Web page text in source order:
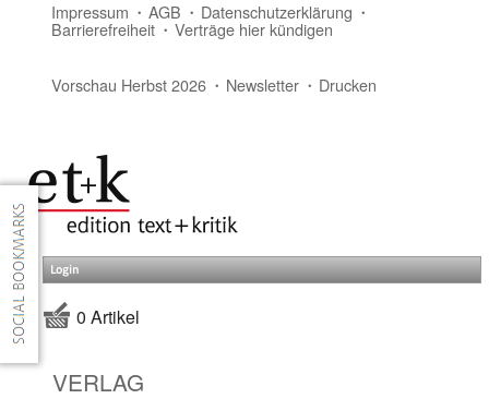
Impressum AGB Datenschutzerklärung
Barrierefreiheit Verträge hier kündigen
Vorschau Herbst 2026 Newsletter Drucken
Login
0 Artikel
VERLAG